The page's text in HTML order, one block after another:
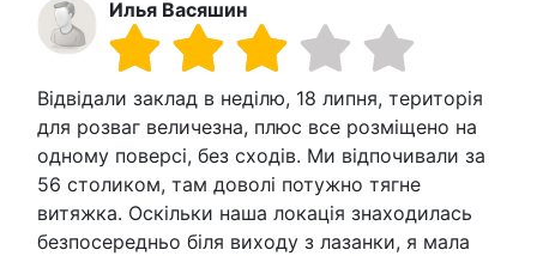
Илья Васяшин
Відвідали заклад в неділю, 18 липня, територія
для розваг величезна, плюс все розміщено на
одному поверсі, без сходів. Ми відпочивали за
56 столиком, там доволі потужно тягне
витяжка. Оскільки наша локація знаходилась
безпосередньо біля виходу з лазанки, я мала